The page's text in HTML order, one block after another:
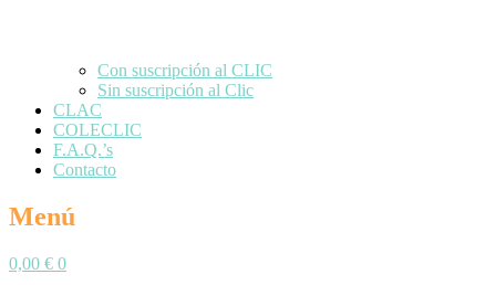
Con suscripción al CLIC
Sin suscripción al Clic
CLAC
COLECLIC
F.A.Q.’s
Contacto
Menú
0,00 € 0